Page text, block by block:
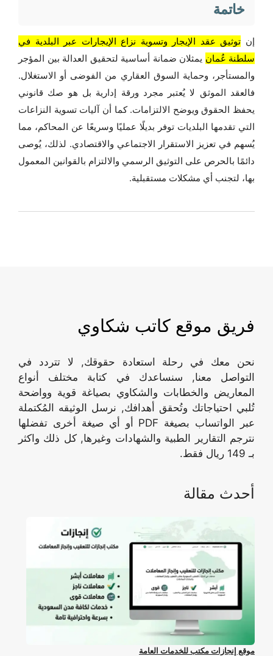
خاتمة
إن توثيق عقد الإيجار وتسوية نزاع الإيجارات عبر البلدية في
سلطنة عُمان يمثلان ضمانة أساسية لتحقيق العدالة بين المؤجر
والمستأجر، وحماية السوق العقاري من الفوضى أو الاستغلال.
فالعقد الموثق لا يُعتبر مجرد ورقة إدارية بل هو صك قانوني
يحفظ الحقوق ويوضح الالتزامات. كما أن آليات تسوية النزاعات
التي تقدمها البلديات توفر بديلًا عمليًا وسريعًا عن المحاكم، مما
يُسهم في تعزيز الاستقرار الاجتماعي والاقتصادي. لذلك، يُوصى
دائمًا بالحرص على التوثيق الرسمي والالتزام بالقوانين المعمول
بها، لتجنب أي مشكلات مستقبلية.
فريق موقع كاتب شكاوي
نحن معك في رحلة استعادة حقوقك, لا تتردد في
التواصل معنا, سنساعدك في كتابة مختلف أنواع
المعاريض والخطابات والشكاوي بصياغة قوية وواضحة
تُلبي احتياجاتك وتُحقق أهدافك, نرسل الوثيقه المُكتملة
عبر الواتساب بصيغة PDF أو أي صيغة أخرى تفضلها
نترجم التقارير الطبية والشهادات وغيرها, كل ذلك واكثر
بـ 149 ريال فقط.
أحدث مقالة
موقع إنجازات مكتب للخدمات العامة